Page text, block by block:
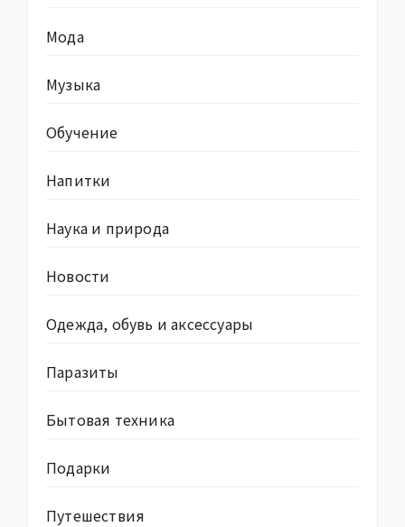
Мода
Музыка
Обучение
Напитки
Наука и природа
Новости
Одежда, обувь и аксессуары
Паразиты
Бытовая техника
Подарки
Путешествия